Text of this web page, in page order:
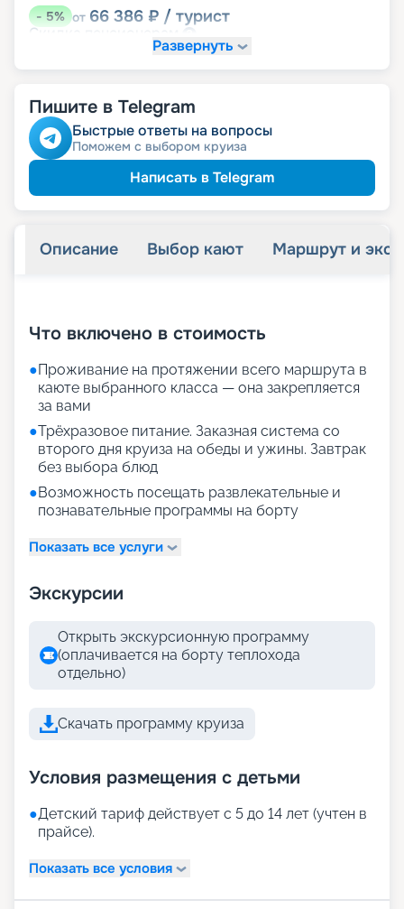
-5% от 66 386 ₽ / турист
Скидка
Развернуть
Пишите в Telegram
Быстрые ответы на вопросы
Поможем с выбором круиза
Написать в Telegram
Описание Выбор кают Маршрут и
Что включено в стоимость
●Проживание на протяжении всего маршрута в
каюте выбранного класса — она закрепляется
за вами
●Трёхразовое питание. Заказная система со
второго дня круиза на обеды и ужины. Завтрак
без выбора блюд
●Возможность посещать развлекательные и
познавательные программы на борту
Показать все услуги
Экскурсии
Открыть экскурсионную программу
(оплачивается на борту теплохода
отдельно)
Скачать программу круиза
Условия размещения с детьми
●Детский тариф действует с 5 до 14 лет (учтен в
прайсе).
Показать все условия